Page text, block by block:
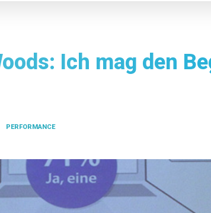
Ich mag den
PERFORMANCE